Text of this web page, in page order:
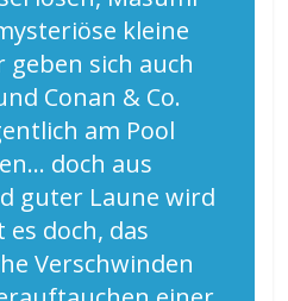
kleine
geben sich auch
Conan & Co.
am Pool
doch aus
guter Laune wird
doch, das
Verschwinden